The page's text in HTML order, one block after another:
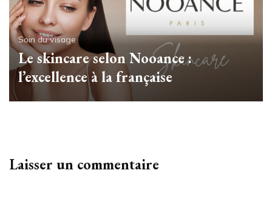
Soin du visage
Le skincare selon Nooance :
l’excellence à la française
Laisser un commentaire